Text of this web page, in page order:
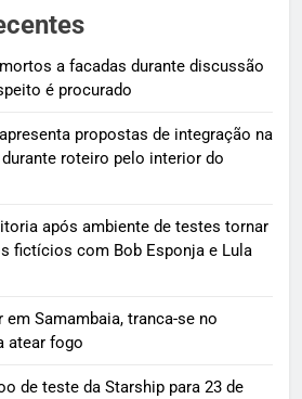
a facadas durante discussão
é procurado
propostas de integração na
roteiro pelo interior do
após ambiente de testes tornar
fictícios com Bob Esponja e Lula
em Samambaia, tranca-se no
atear fogo
de teste da Starship para 23 de